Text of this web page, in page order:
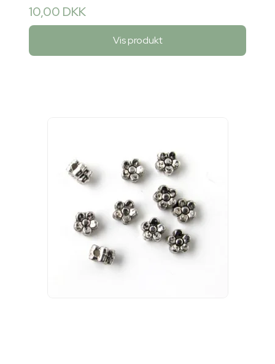
10,00 DKK
Vis produkt